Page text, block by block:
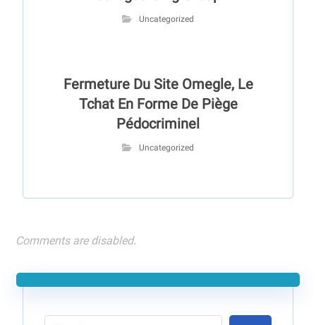
Uncategorized
Fermeture Du Site Omegle, Le
Tchat En Forme De Piège
Pédocriminel
Uncategorized
Comments are disabled.